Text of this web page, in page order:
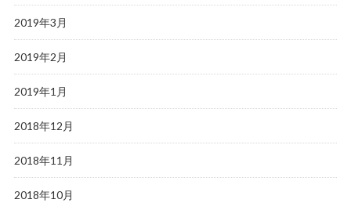
2019年3月
2019年2月
2019年1月
2018年12月
2018年11月
2018年10月